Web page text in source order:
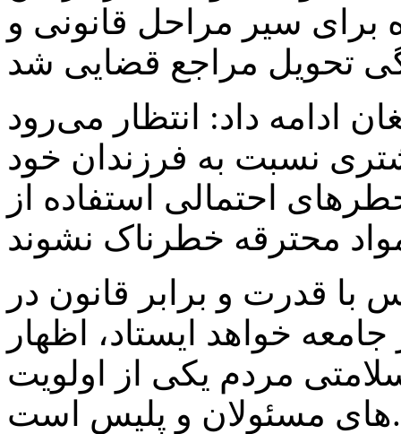
برای سیر مراحل قانونی و
ادامه داد: انتظار می‌رود
نسبت به فرزندان خود
احتمالی استفاده از
با قدرت و برابر قانون در
خواهد ایستاد، اظهار
مردم یکی از اولویت
های مسئولان و پلیس است.